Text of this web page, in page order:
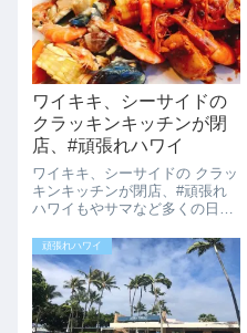
ワイキキ、シーサイドの
クラッキンキッチンが閉
店、#頑張れハワイ
ワイキキ、シーサイドの クラッ
キンキッチンが閉店、#頑張れ
ハワイもやサマなど多くの日本
手づかみでシーフードを食べる
「クラッキン・キッチン
（Crackin' Kitchen）」が
4/23/2021をもって閉店しま...
頑張れハワイ